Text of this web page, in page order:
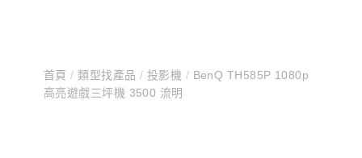
首頁/ 類型找產品 / 投影機 / BenQ TH585P 1080p
高亮遊戲三坪機 3500 流明